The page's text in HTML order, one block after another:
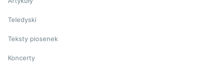
Teledyski
Teksty piosenek
Koncerty